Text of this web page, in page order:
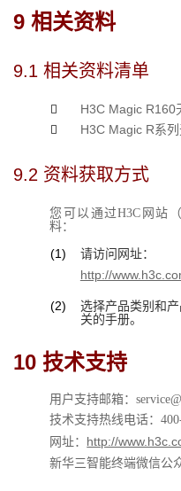
9 相关资料
9.1 相关资料清单
 H3C Magic R160

H3C Magic R系列
9.2 资料获取方式
您可以通过H3C网站
料：
(1) 请访问网址：
http://
(2)
选择产品类别和
关的手册。
10 技术支持
用户支持邮箱：
技术支持热线电话：
网址： http://
新华三智能终端微信公